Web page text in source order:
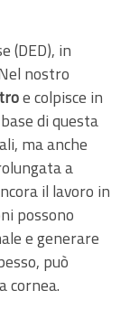
(DED), in
nostro
e colpisce in
di questa
ma anche
a
il lavoro in
possono
e generare
può
cornea.